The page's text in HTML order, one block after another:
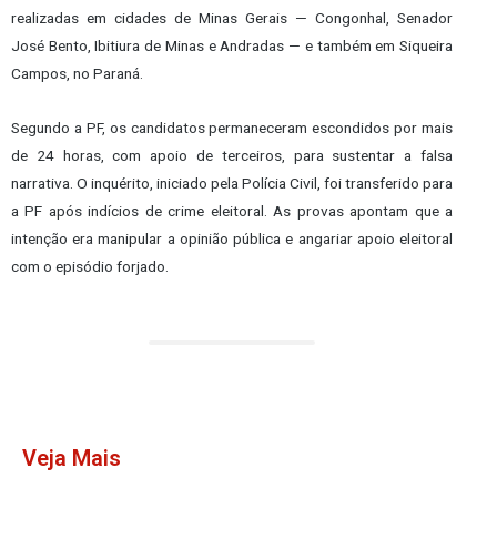
realizadas em cidades de Minas Gerais — Congonhal, Senador
José Bento, Ibitiura de Minas e Andradas — e também em Siqueira
Campos, no Paraná.
Segundo a PF, os candidatos permaneceram escondidos por mais
de 24 horas, com apoio de terceiros, para sustentar a falsa
narrativa. O inquérito, iniciado pela Polícia Civil, foi transferido para
a PF após indícios de crime eleitoral. As provas apontam que a
intenção era manipular a opinião pública e angariar apoio eleitoral
com o episódio forjado.
Veja Mais